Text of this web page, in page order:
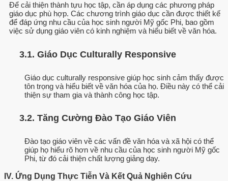
Để cải thiện thành tựu học tập, cần áp dụng các phương pháp
giáo dục phù hợp. Các chương trình giáo dục cần được thiết kế
để đáp ứng nhu cầu của học sinh người Mỹ gốc Phi, bao gồm
việc sử dụng giáo viên có kinh nghiệm và hiểu biết về văn hóa.
3.1. Giáo Dục Culturally Responsive
Giáo dục culturally responsive giúp học sinh cảm thấy được
tôn trọng và hiểu biết về văn hóa của họ. Điều này có thể cải
thiện sự tham gia và thành công học tập.
3.2. Tăng Cường Đào Tạo Giáo Viên
Đào tạo giáo viên về các vấn đề văn hóa và xã hội có thể
giúp họ hiểu rõ hơn về nhu cầu của học sinh người Mỹ gốc
Phi, từ đó cải thiện chất lượng giảng dạy.
IV. Ứng Dụng Thực Tiễn Và Kết Quả Nghiên Cứu